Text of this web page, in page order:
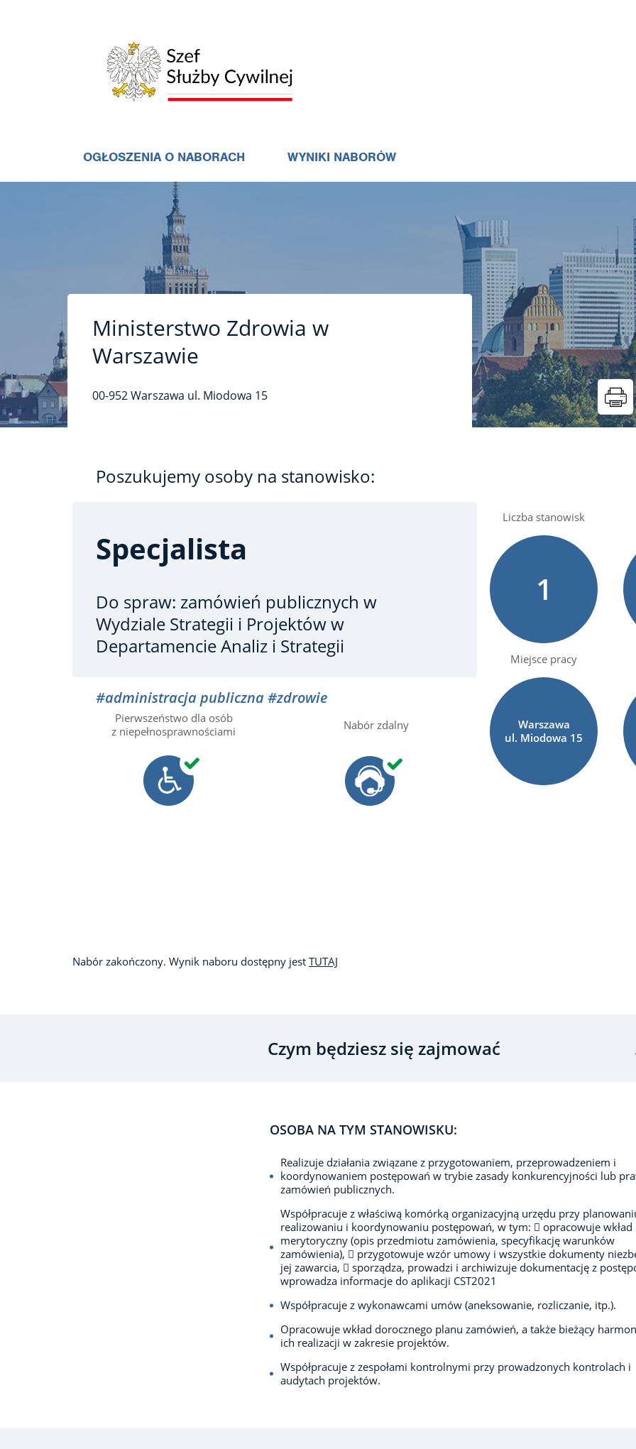
OGŁOSZENIA O NABORACH WYNIKI NABORÓW
Ministerstwo Zdrowia w
Warszawie
00-952Warszawa ul. Miodowa 15
Poszukujemy osoby na stanowisko:
Specjalista
Do spraw: zamówień publicznych w
Wydziale Strategii i Projektów w
Departamencie Analiz i Strategii
#administracja publiczna#zdrowie
Pierwszeństwo dla osób
z niepełnosprawnościami
Nabór zdalny
Liczba stanowisk
1
Miejsce pracy
Warszawa
ul. Miodowa 15
Nabór zakończony. Wynik naboru dostępny jest TUTAJ
Czym będziesz się zajmować
OSOBA NA TYM STANOWISKU:
Realizuje działania związane z przygotowaniem, przeprowadzeniem i
koordynowaniem postępowań w trybie zasady konkurencyjności lub
zamówień publicznych.
Współpracuje z właściwą komórką organizacyjną urzędu przy
realizowaniu i koordynowaniu postępowań, w tym:  opracowuje wkład
merytoryczny (opis przedmiotu zamówienia, specyfikację warunków
zamówienia),  przygotowuje wzór umowy i wszystkie dokumenty
jej zawarcia,  sporządza, prowadzi i archiwizuje dokumentację z
wprowadza informacje do aplikacji CST2021
Współpracuje z wykonawcami umów (aneksowanie, rozliczanie, itp.).
Opracowuje wkład dorocznego planu zamówień, a także bieżący
ich realizacji w zakresie projektów.
Współpracuje z zespołami kontrolnymi przy prowadzonych kontrolach i
audytach projektów.